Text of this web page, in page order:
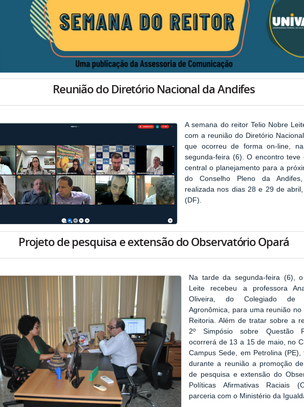
Reunião do Diretório Nacional da Andifes
A semana do reitor Telio Nobre
com a reunião do Diretório
que ocorreu de forma on-line,
segunda-feira (6). O encontro teve
central o planejamento para a
do Conselho Pleno da
realizada nos dias 28 e 29 de
(DF).
Projeto de pesquisa e extensão do Observatório Opará
Na tarde da segunda-feira (6),
Leite recebeu a professora
Oliveira, do Colegiado de
Agronômica, para uma reunião no
Reitoria. Além de tratar sobre a
2º Simpósio sobre Questão
ocorrerá de 13 a 15 de maio, no
Campus Sede, em Petrolina (PE),
durante a reunião a promoção
de pesquisa e extensão do
Políticas Afirmativas Raciais
parceria com o Ministério da